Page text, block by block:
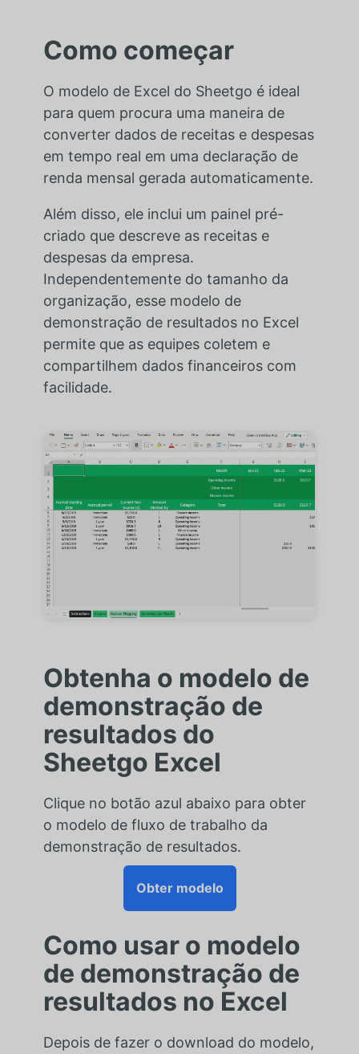
Como começar
O modelo de Excel do Sheetgo é ideal
para quem procura uma maneira de
converter dados de receitas e despesas
em tempo real em uma declaração de
renda mensal gerada automaticamente.
Além disso, ele inclui um painel pré-
criado que descreve as receitas e
despesas da empresa.
Independentemente do tamanho da
organização, esse modelo de
demonstração de resultados no Excel
permite que as equipes coletem e
compartilhem dados financeiros com
facilidade.
Obtenha o modelo de
demonstração de
resultados do
Sheetgo Excel
Clique no botão azul abaixo para obter
o modelo de fluxo de trabalho da
demonstração de resultados.
Obter modelo
Como usar o modelo
de demonstração de
resultados no Excel
Depois de fazer o download do modelo,